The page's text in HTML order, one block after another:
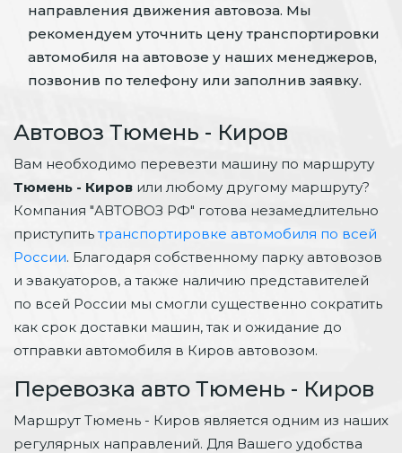
направления движения автовоза. Мы
рекомендуем уточнить цену транспортировки
автомобиля на автовозе у наших менеджеров,
позвонив по телефону или заполнив заявку.
Автовоз Тюмень - Киров
Вам необходимо перевезти машину по маршруту
Тюмень - Киров или любому другому маршруту?
Компания "АВТОВОЗ РФ" готова незамедлительно
приступитьтранспортировке автомобиля по всей
России. Благодаря собственному парку автовозов
и эвакуаторов, а также наличию представителей
по всей России мы смогли существенно сократить
как срок доставки машин, так и ожидание до
отправки автомобиля в Киров автовозом.
Перевозка авто Тюмень - Киров
Маршрут Тюмень - Киров является одним из наших
регулярных направлений. Для Вашего удобства